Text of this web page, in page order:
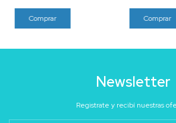
Newsletter
Registrate y recibí nuestras